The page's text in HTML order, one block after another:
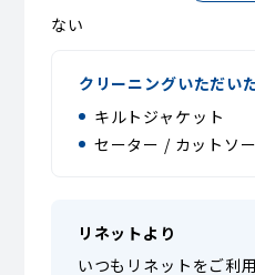
ない
クリーニングいただい
キルトジャケット
セーター / カットソー
リネットより
いつもリネットをご利